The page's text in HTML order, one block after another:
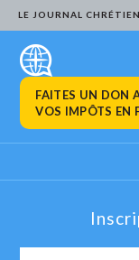
LE JOURNAL CHRÉTIEN
FAITES UN DON
VOS IMPÔTS EN